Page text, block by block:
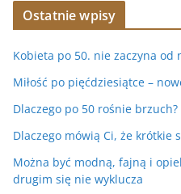
Ostatnie wpisy
Kobieta po 50. nie zaczyna od
Miłość po pięćdziesiątce –
Dlaczego po 50 rośnie brzuch?
Dlaczego mówią Ci, że krótkie
Można być modną, fajną i
drugim się nie wyklucza